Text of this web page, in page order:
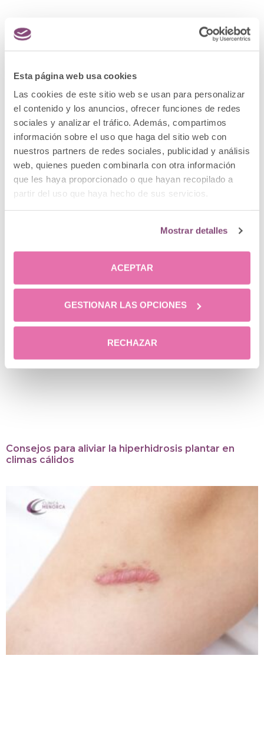
Esta página web usa cookies
Las cookies de este sitio web se usan para personalizar
el contenido y los anuncios, ofrecer funciones de redes
sociales y analizar el tráfico. Además, compartimos
información sobre el uso que haga del sitio web con
nuestros partners de redes sociales, publicidad y análisis
web, quienes pueden combinarla con otra información
que les haya proporcionado o que hayan recopilado a
partir del uso que haya hecho de sus servicios.
Mostrar detalles
ACEPTAR
GESTIONAR LAS OPCIONES
RECHAZAR
¿Cómo eliminar una cicatriz queloide? Causas,
Consejos para aliviar la hiperhidrosis plantar en
climas cálidos